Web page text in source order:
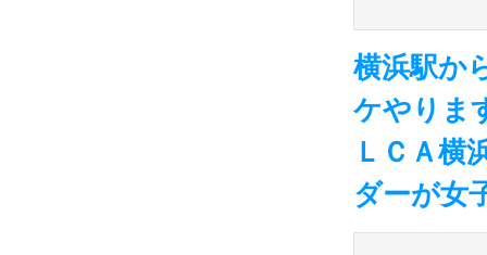
横浜駅か
ケやりま
ＬＣＡ横
ダーが女